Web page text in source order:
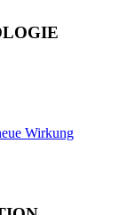
Wirkung